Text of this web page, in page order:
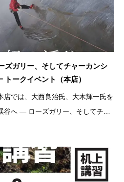
ズガリー、そしてチャーカンシ
ークイベント（本店）
店では、大西良治氏、大木輝一氏を
谷へ ― ローズガリー、そしてチャ